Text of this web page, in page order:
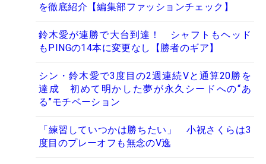
を徹底紹介【編集部ファッションチェック】
鈴木愛が連勝で大台到達！ シャフトもヘッド
もPINGの14本に変更なし【勝者のギア】
シン・鈴木愛で3度目の2週連続Vと通算20勝を
達成 初めて明かした夢が永久シードへの“あ
る”モチベーション
「練習していつかは勝ちたい」 小祝さくらは3
度目のプレーオフも無念のV逸